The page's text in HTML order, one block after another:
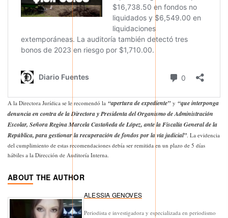
A la Directora Jurídica se le recomendó la “apertura de expediente” y “que interponga
denuncia en contra de la Directora y Presidenta del Organismo de Administración
Escolar, Señora Regina Marcela Castañeda de López, ante la Fiscalía General de la
República, para gestionar la recuperación de fondos por la vía judicial”. La evidencia
del cumplimiento de estas recomendaciones debía ser remitida en un plazo de 5 días
hábiles a la Dirección de Auditoría Interna.
ABOUT THE AUTHOR
ALESSIA GENOVES
Periodista e investigadora y especializada en periodismo